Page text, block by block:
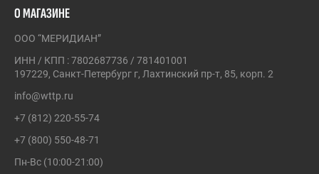
О МАГАЗИНЕ
ООО “МЕРИДИАН”
ИНН / КПП : 7802687736 / 781401001
197229, Санкт-Петербург г, Лахтинский пр-т, 85, корп. 2
info@wttp.ru
+7 (812) 220-55-74
+7 (800) 550-48-71
Пн-Вс (10:00-21:00)